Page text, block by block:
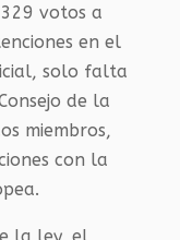
votos a
en el
solo falta
de la
miembros,
con la
la ley, el